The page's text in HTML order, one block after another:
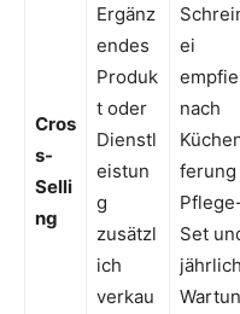
Cros
s-
Selli
ng
Ergänz
endes
Produk
t oder
Dienstl
eistun
g
zusätzl
ich
verkau
ei
nach
ferung
Set